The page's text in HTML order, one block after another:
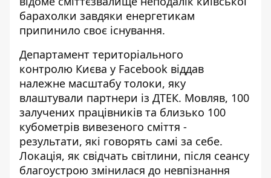
барахолки завдяки енергетикам
припинило своє існування.
Департамент територіального
контролю Києва у Facebook віддав
належне масштабу толоки, яку
влаштували партнери із ДТЕК. Мовляв, 100
залучених працівників та близько 100
кубометрів вивезеного сміття -
результати, які говорять самі за себе.
Локація, як свідчать світлини, після сеансу
благоустрою змінилася до невпізнання